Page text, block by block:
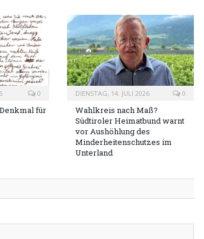
0
für
DIENSTAG, 14. JULI 2026 0
Wahlkreis nach Maß?
Südtiroler Heimatbund warnt
vor Aushöhlung des
Minderheitenschutzes im
Unterland